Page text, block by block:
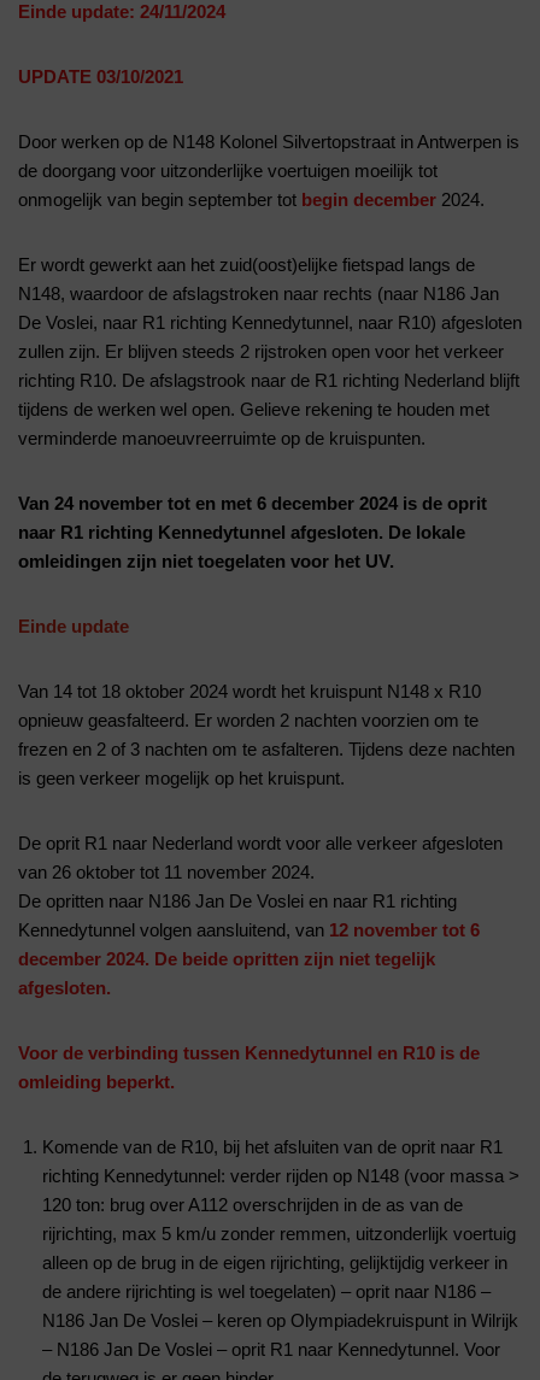
Einde update: 24/11/2024
UPDATE 03/10/2021
Door werken op de N148 Kolonel Silvertopstraat in Antwerpen is
de doorgang voor uitzonderlijke voertuigen moeilijk tot
onmogelijk van begin september tot begin december 2024.
Er wordt gewerkt aan het zuid(oost)elijke fietspad langs de
N148, waardoor de afslagstroken naar rechts (naar N186 Jan
De Voslei, naar R1 richting Kennedytunnel, naar R10) afgesloten
zullen zijn. Er blijven steeds 2 rijstroken open voor het verkeer
richting R10. De afslagstrook naar de R1 richting Nederland blijft
tijdens de werken wel open. Gelieve rekening te houden met
verminderde manoeuvreerruimte op de kruispunten.
Van 24 november tot en met 6 december 2024 is de oprit
naar R1 richting Kennedytunnel afgesloten. De lokale
omleidingen zijn niet toegelaten voor het UV.
Einde update
Van 14 tot 18 oktober 2024 wordt het kruispunt N148 x R10
opnieuw geasfalteerd. Er worden 2 nachten voorzien om te
frezen en 2 of 3 nachten om te asfalteren. Tijdens deze nachten
is geen verkeer mogelijk op het kruispunt.
De oprit R1 naar Nederland wordt voor alle verkeer afgesloten
van 26 oktober tot 11 november 2024.
De opritten naar N186 Jan De Voslei en naar R1 richting
Kennedytunnel volgen aansluitend, van 12 november tot 6
december 2024. De beide opritten zijn niet tegelijk
afgesloten.
Voor de verbinding tussen Kennedytunnel en R10 is de
omleiding beperkt.
Komende van de R10, bij het afsluiten van de oprit naar R1
richting Kennedytunnel: verder rijden op N148 (voor massa >
120 ton: brug over A112 overschrijden in de as van de
rijrichting, max 5 km/u zonder remmen, uitzonderlijk voertuig
alleen op de brug in de eigen rijrichting, gelijktijdig verkeer in
de andere rijrichting is wel toegelaten) – oprit naar N186 –
N186 Jan De Voslei – keren op Olympiadekruispunt in Wilrijk
– N186 Jan De Voslei – oprit R1 naar Kennedytunnel. Voor